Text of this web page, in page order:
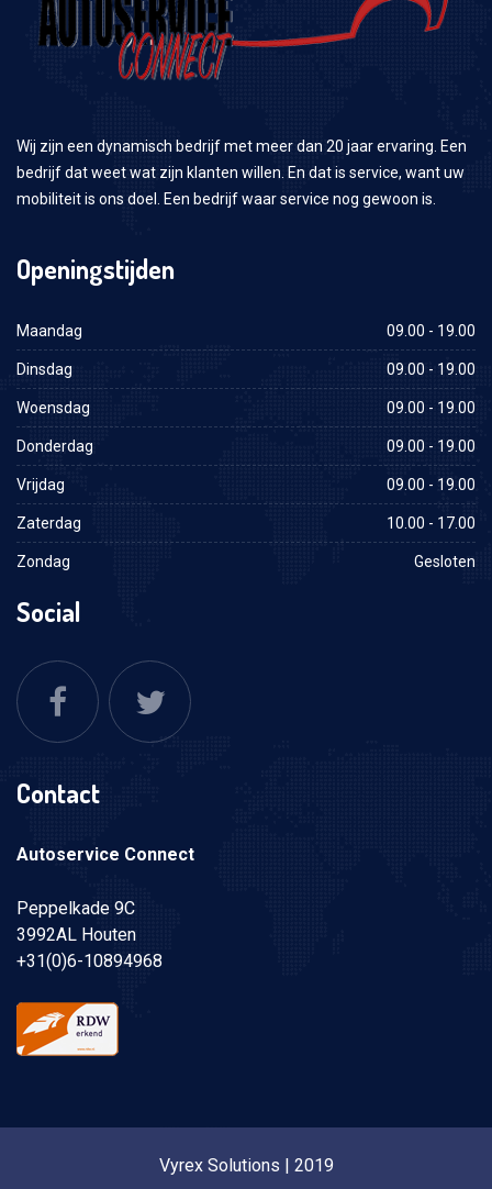
Wij zijn een dynamisch bedrijf met meer dan 20 jaar ervaring. Een
bedrijf dat weet wat zijn klanten willen. En dat is service, want uw
mobiliteit is ons doel. Een bedrijf waar service nog gewoon is.
Openingstijden
Maandag 09.00 - 19.00
Dinsdag 09.00 - 19.00
Woensdag 09.00 - 19.00
Donderdag 09.00 - 19.00
Vrijdag 09.00 - 19.00
Zaterdag 10.00 - 17.00
Zondag Gesloten
Social
Contact
Autoservice Connect
Peppelkade 9C
3992AL Houten
+31(0)6-10894968
Vyrex Solutions | 2019